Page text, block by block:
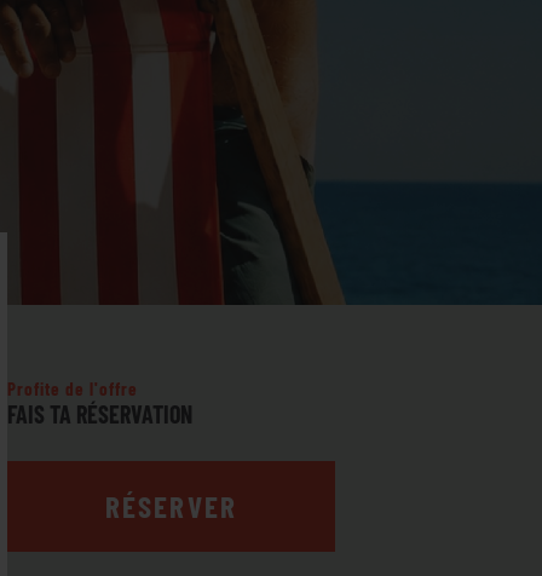
Profite de l'offre
FAIS TA RÉSERVATION
RÉSERVER